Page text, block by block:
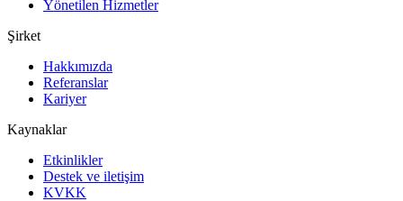
Yönetilen Hizmetler
Şirket
Hakkımızda
Referanslar
Kariyer
Kaynaklar
Etkinlikler
Destek ve iletişim
KVKK